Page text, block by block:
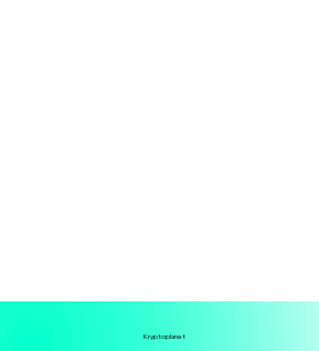
Kryptoplanet